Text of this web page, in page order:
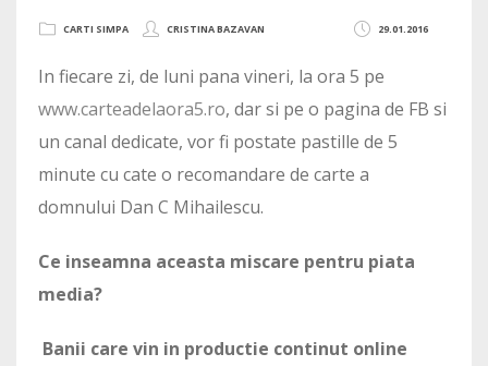
29.01.2016
CARTI SIMPA CRISTINA BAZAVAN
In fiecare zi, de luni pana vineri, la ora 5 pe
www.carteadelaora5.ro, dar si pe o pagina de FB si
un canal dedicate, vor fi postate pastille de 5
minute cu cate o recomandare de carte a
domnului Dan C Mihailescu.
Ce inseamna aceasta miscare pentru piata
media?
Banii care vin in productie continut online